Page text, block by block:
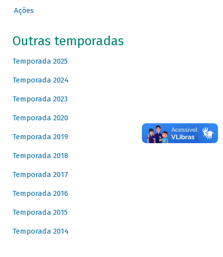
Ações
Outras temporadas
Temporada 2025
Temporada 2024
Temporada 2023
Temporada 2020
Temporada 2019
Temporada 2018
Temporada 2017
Temporada 2016
Temporada 2015
Temporada 2014